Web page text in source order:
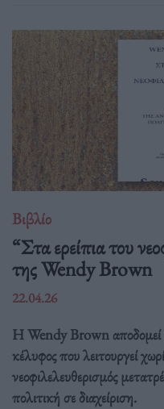
Βιβλίο
“Στα ερείπια του
της Wendy Brown
22.04.26
Η Wendy Brown αποδομεί
κέλυφος που λειτουργεί
νεοφιλελευθερισμός
πολιτική σε διαχείριση.